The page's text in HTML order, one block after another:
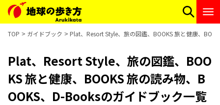
TOP ガイドブック Plat、Resort Style、旅の図鑑、BOOKS 旅と健康、
Plat、Resort Style、旅の図鑑、BOO
KS 旅と健康、BOOKS 旅の読み物、B
OOKS、D-Booksのガイドブック一覧